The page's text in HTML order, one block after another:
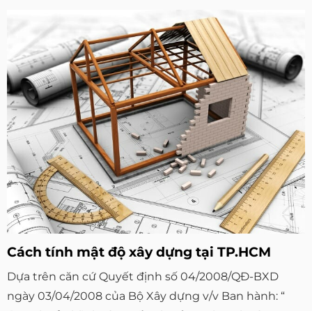
Cách tính mật độ xây dựng tại TP.HCM
Dựa trên căn cứ Quyết định số 04/2008/QĐ-BXD
ngày 03/04/2008 của Bộ Xây dựng v/v Ban hành: “